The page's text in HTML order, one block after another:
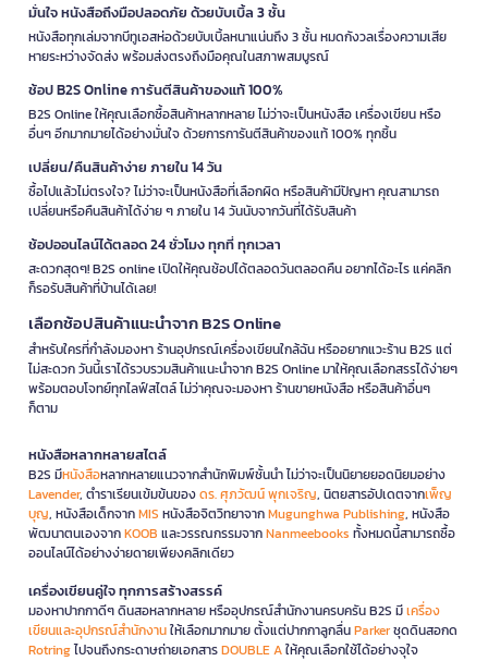
มั่นใจ หนังสือถึงมือปลอดภัย ด้วยบับเบิ้ล 3 ชั้น
หนังสือทุกเล่มจากบีทูเอสห่อด้วยบับเบิ้ลหนาแน่นถึง 3 ชั้น หมดกังวลเรื่องความเสีย
หายระหว่างจัดส่ง พร้อมส่งตรงถึงมือคุณในสภาพสมบูรณ์
ช้อป B2S Online การันตีสินค้าของแท้ 100%
B2S Online ให้คุณเลือกซื้อสินค้าหลากหลาย ไม่ว่าจะเป็นหนังสือ เครื่องเขียน หรือ
อื่นๆ อีกมากมายได้อย่างมั่นใจ ด้วยการการันตีสินค้าของแท้ 100% ทุกชิ้น
เปลี่ยน/คืนสินค้าง่าย ภายใน 14 วัน
ซื้อไปแล้วไม่ตรงใจ? ไม่ว่าจะเป็นหนังสือที่เลือกผิด หรือสินค้ามีปัญหา คุณสามารถ
เปลี่ยนหรือคืนสินค้าได้ง่าย ๆ ภายใน 14 วันนับจากวันที่ได้รับสินค้า
ช้อปออนไลน์ได้ตลอด 24 ชั่วโมง ทุกที่ ทุกเวลา
สะดวกสุดๆ! B2S online เปิดให้คุณช้อปได้ตลอดวันตลอดคืน อยากได้อะไร แค่คลิก
ก็รอรับสินค้าที่บ้านได้เลย!
เลือกช้อปสินค้าแนะนำจาก B2S Online
สำหรับใครที่กำลังมองหา ร้านอุปกรณ์เครื่องเขียนใกล้ฉัน หรืออยากแวะร้าน B2S แต่
ไม่สะดวก วันนี้เราได้รวบรวมสินค้าแนะนำจาก B2S Online มาให้คุณเลือกสรรได้ง่ายๆ
พร้อมตอบโจทย์ทุกไลฟ์สไตล์ ไม่ว่าคุณจะมองหา ร้านขายหนังสือ หรือสินค้าอื่นๆ
ก็ตาม
หนังสือหลากหลายสไตล์
B2S มีหนังสือหลากหลายแนวจากสำนักพิมพ์ชั้นนำ ไม่ว่าจะเป็นนิยายยอดนิยมอย่าง
Lavender, ตำราเรียนเข้มข้นของดร. ศุภวัฒน์ พุกเจริญ, นิตยสารอัปเดตจากเพ็ญ
บุญ, หนังสือเด็กจากMIS หนังสือจิตวิทยาจากMugunghwa Publishing, หนังสือ
พัฒนาตนเองจากKOOB และวรรณกรรมจากNanmeebooks ทั้งหมดนี้สามารถซื้อ
ออนไลน์ได้อย่างง่ายดายเพียงคลิกเดียว
เครื่องเขียนคู่ใจ ทุกการสร้างสรรค์
มองหาปากกาดีๆ ดินสอหลากหลาย หรืออุปกรณ์สำนักงานครบครัน B2S มีเครื่อง
เขียนและอุปกรณ์สำนักงานให้เลือกมากมาย ตั้งแต่ปากกาลูกลื่นParkerชุดดินสอกด
Rotringไปจนถึงกระดาษถ่ายเอกสารDOUBLE Aให้คุณเลือกใช้ได้อย่างจุใจ